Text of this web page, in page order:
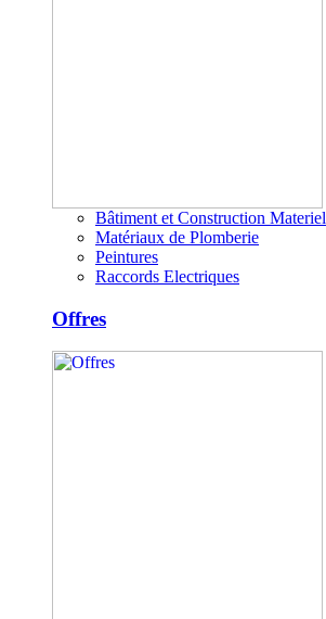
Bâtiment et Construction Materiel
Matériaux de Plomberie
Peintures
Raccords Electriques
Offres